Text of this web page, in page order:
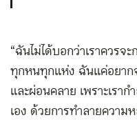
“ฉันไม่ได้บอกว่าเราควรจ
ทุกหนทุกแห่ง ฉันแค่อยาก
และผ่อนคลาย เพราะเรา
เอง ด้วยการทำลายความ